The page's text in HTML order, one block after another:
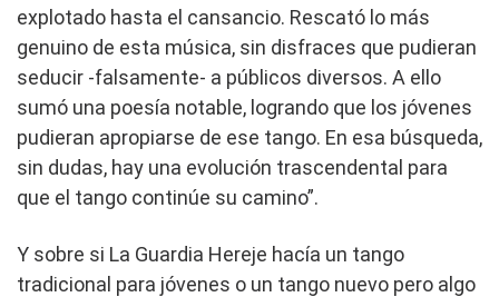
explotado hasta el cansancio. Rescató lo más
genuino de esta música, sin disfraces que pudieran
seducir -falsamente- a públicos diversos. A ello
sumó una poesía notable, logrando que los jóvenes
pudieran apropiarse de ese tango. En esa búsqueda,
sin dudas, hay una evolución trascendental para
que el tango continúe su camino”.
Y sobre si La Guardia Hereje hacía un tango
tradicional para jóvenes o un tango nuevo pero algo